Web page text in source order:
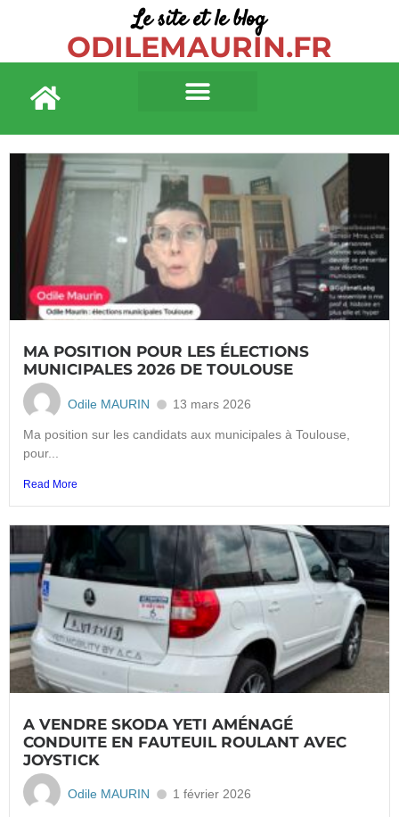
Le site et le blog
ODILEMAURIN.FR
MA POSITION POUR LES ÉLECTIONS
MUNICIPALES 2026 DE TOULOUSE
Odile MAURIN 13 mars 2026
Ma position sur les candidats aux municipales à Toulouse,
pour...
Read More
A VENDRE SKODA YETI AMÉNAGÉ
CONDUITE EN FAUTEUIL ROULANT AVEC
JOYSTICK
Odile MAURIN 1 février 2026